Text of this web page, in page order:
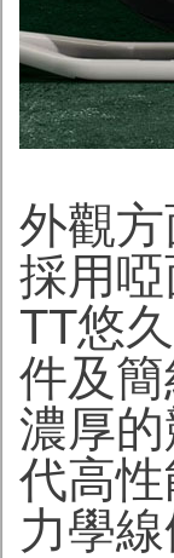
外觀
採用
TT悠
件及
濃厚
代高
力學